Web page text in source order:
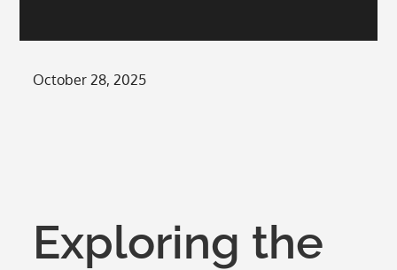
Posted
October 28, 2025
Exploring the